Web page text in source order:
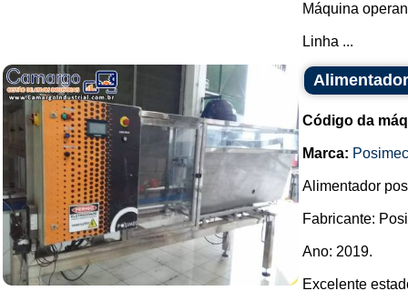
Máquina
Linha ...
Código da
Marca: Posimec
Alimentador
Fabricante:
Ano: 2019.
Excelente